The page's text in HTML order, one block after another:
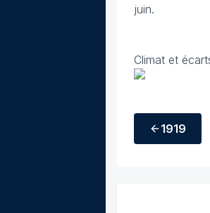
juin.
Climat et
1919